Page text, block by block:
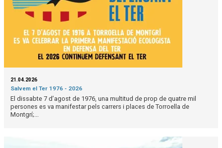
21.04.2026
Salvem el Ter 1976 - 2026
El dissabte 7 d’agost de 1976, una multitud de prop de quatre mil
persones es va manifestar pels carrers i places de Torroella de
Montgrí;...